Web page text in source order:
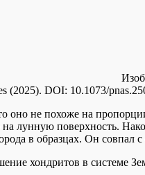
(2025). DOI: 10.1073/
оно не похоже на
на лунную поверхность.
в образцах. Он совпал
хондритов в системе